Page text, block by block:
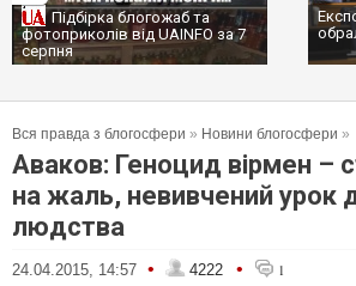
Підбірка блогожаб та
фотоприколів від UAINFO за 7
серпня
Вся правда з блогосфери » Новини блогосфери »
Аваков: Геноцид вірмен –
на жаль, невивчений урок
людства
24.04.2015, 14:57 • 4222 • 1